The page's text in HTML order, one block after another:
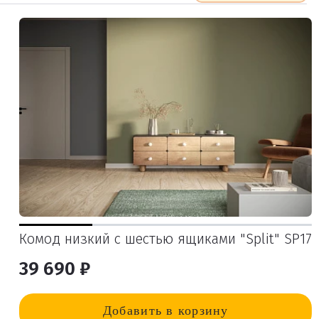
Комод низкий с шестью ящиками "Split" SP17
39 690 ₽
Добавить в корзину